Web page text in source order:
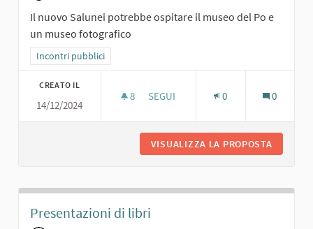
Il nuovo Salunei potrebbe ospitare il museo del Po e
un museo fotografico
Filtra i risultati per categoria: Incontri pubblici
Incontri pubblici
CREATO IL
14/12/2024
8 8 SOSTENITORI
SEGUI 0 0
VISUALIZZA LA PROPOSTA
Presentazioni di libri